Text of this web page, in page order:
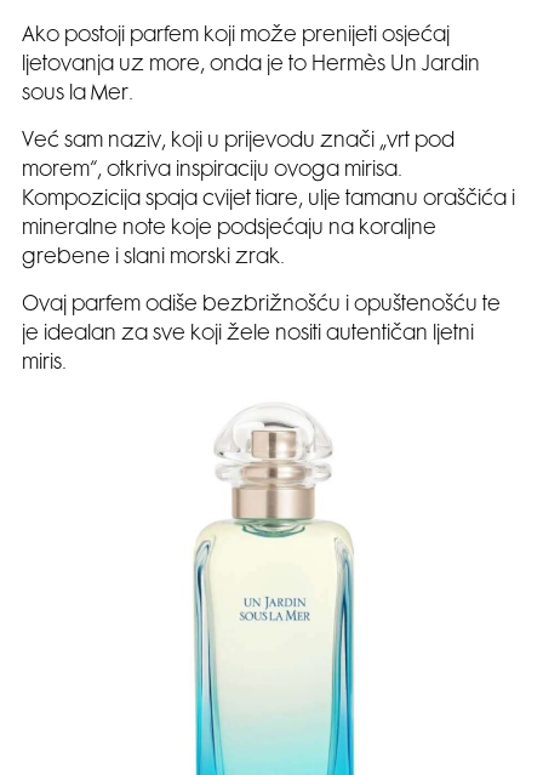
Ako postoji parfem koji može prenijeti osjećaj
ljetovanja uz more, onda je to Hermès Un Jardin
sous la Mer.
Već sam naziv, koji u prijevodu znači „vrt pod
morem“, otkriva inspiraciju ovoga mirisa.
Kompozicija spaja cvijet tiare, ulje tamanu oraščića i
mineralne note koje podsjećaju na koraljne
grebene i slani morski zrak.
Ovaj parfem odiše bezbrižnošću i opuštenošću te
je idealan za sve koji žele nositi autentičan ljetni
miris.